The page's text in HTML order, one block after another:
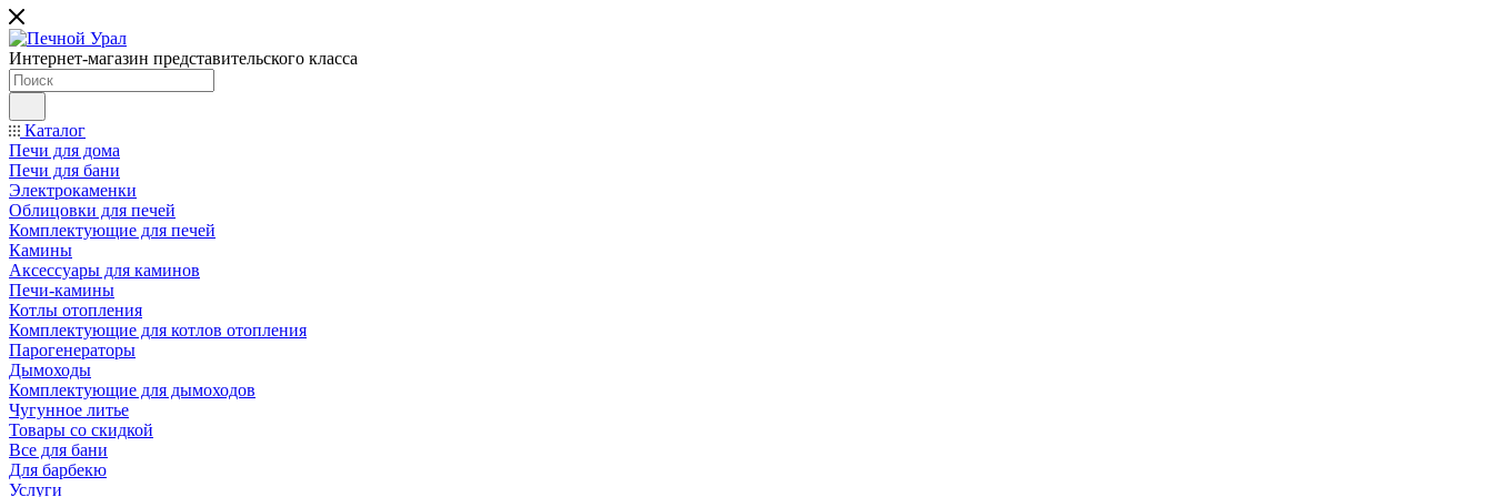
Интернет-магазин представительского класса
Каталог
Печи для дома
Печи для бани
Электрокаменки
Облицовки для печей
Комплектующие для печей
Камины
Аксессуары для каминов
Печи-камины
Котлы отопления
Комплектующие для котлов отопления
Парогенераторы
Дымоходы
Комплектующие для дымоходов
Чугунное литье
Товары со скидкой
Все для бани
Для барбекю
Услуги